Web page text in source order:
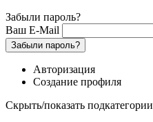
Забыли пароль?
Ваш E-Mail
Забыли пароль?
Авторизация
Создание профиля
Скрыть/показать подкатегории